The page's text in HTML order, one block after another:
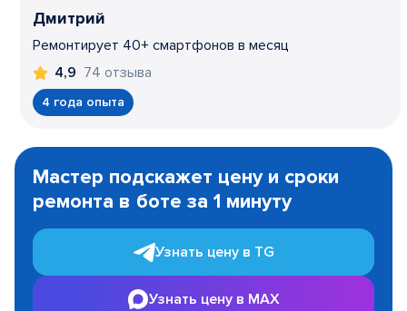
Дмитрий
Ремонтирует 40+ смартфонов в месяц
4,9 74 отзыва
4 года опыта
1
Мастер подскажет цену и сроки
ремонта в боте за 1 минуту
Узнать цену в TG
Узнать цену в MAX